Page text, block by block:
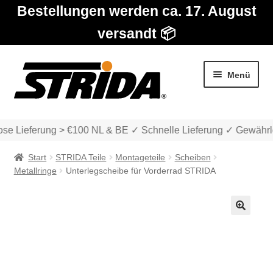
Bestellungen werden ca. 17. August
versandt 📦
Zur
Navigation
springen
Zum
Inhalt
springen
Menü
Lieferung > €100 NL & BE ✓ Schnelle Lieferung ✓
Start STRIDA Teile Montageteile
Scheiben
Metallringe
Unterlegscheibe für Vorderrad STRIDA